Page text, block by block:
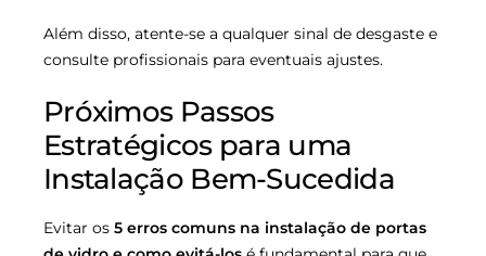
Além disso, atente-se a qualquer sinal de desgaste e
consulte profissionais para eventuais ajustes.
Próximos Passos
Estratégicos para uma
Instalação Bem-Sucedida
Evitar os 5 erros comuns na instalação de portas